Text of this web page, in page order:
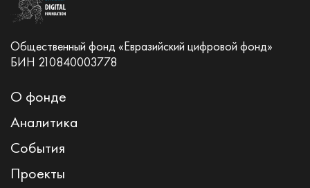
Общественный фонд «Евразийский цифровой фонд»
БИН 210840003778
О фонде
Аналитика
События
Проекты